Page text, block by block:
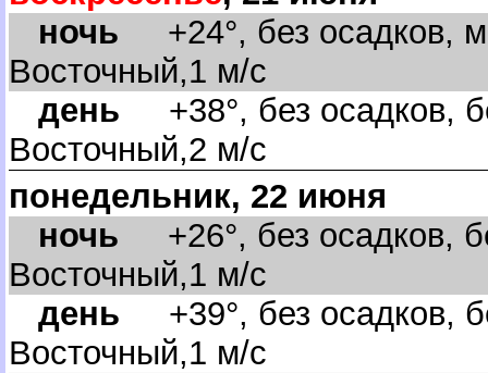
ночь +24°, без осадков,
осточный,1 м/с
день +38°, без осадков,
осточный,2 м/с
понедельник, 22 июня
ночь +26°, без осадков,
осточный,1 м/с
день +39°, без осадков,
осточный,1 м/с